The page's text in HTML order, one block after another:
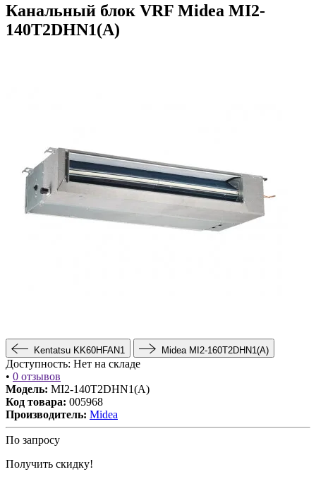
Канальный блок VRF Midea MI2-
140T2DHN1(A)
Kentatsu KK60HFAN1 Midea MI2-160T2DHN1(A)
Доступность: Нет на складе
• 0 отзывов
Модель: MI2-140T2DHN1(A)
Код товара: 005968
Производитель: Midea
По запросу
Получить скидку!